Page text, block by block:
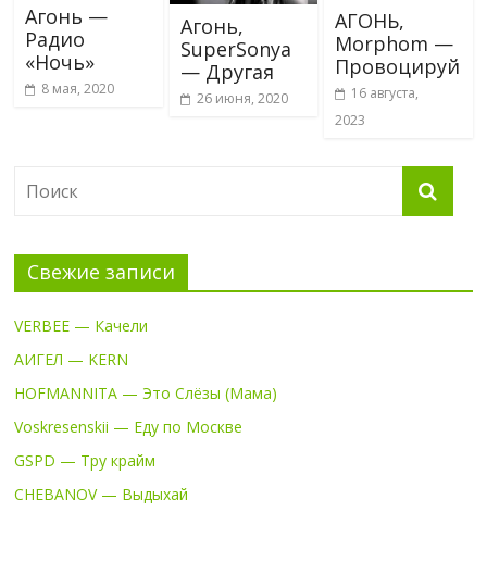
Агонь —
Радио
«Ночь»
8 мая, 2020
Агонь,
SuperSonya
— Другая
26 июня, 2020
АГОНЬ,
Morphom —
Провоцируй
16 августа,
2023
Свежие записи
VERBEE — Качели
АИГЕЛ — KERN
HOFMANNITA — Это Слёзы (Мама)
Voskresenskii — Еду по Москве
GSPD — Тру крайм
CHEBANOV — Выдыхай